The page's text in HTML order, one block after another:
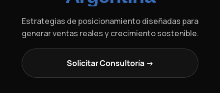
Estrategias de posicionamiento diseñadas para
generar ventas reales y crecimiento sostenible.
Solicitar Consultoría →